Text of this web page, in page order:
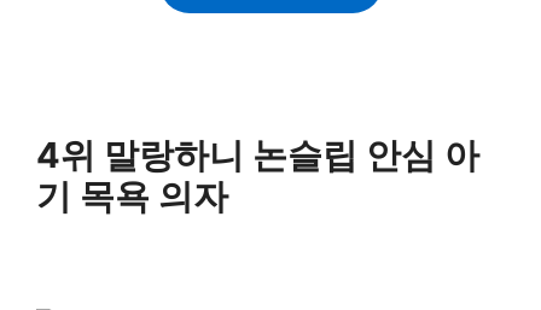
4위 말랑하니 논슬립 안심 아
기 목욕 의자